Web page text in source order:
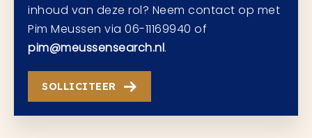
inhoud van deze rol? Neem contact op met
Pim Meussen via 06-11169940 of
pim@meussensearch.nl.
SOLLICITEER